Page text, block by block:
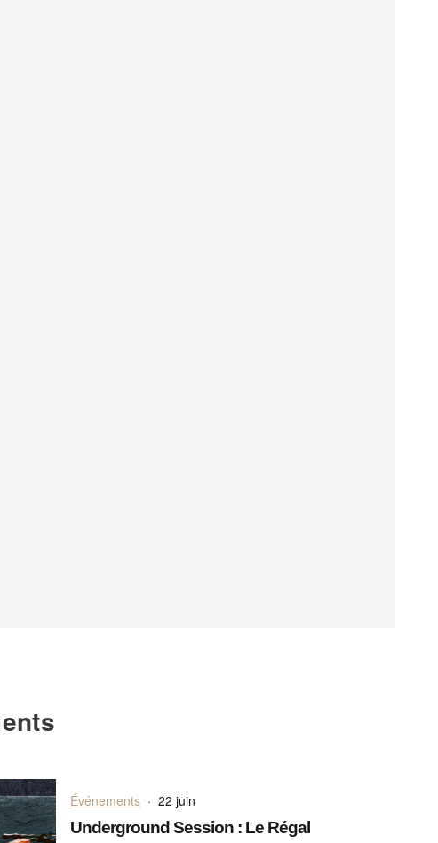
Événements · 22 juin
Underground Session : Le Régal